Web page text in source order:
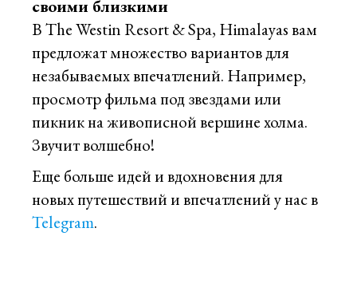
своими близкими
В The Westin Resort & Spa, Himalayas вам
предложат множество вариантов для
незабываемых впечатлений. Например,
просмотр фильма под звездами или
пикник на живописной вершине холма.
Звучит волшебно!
Еще больше идей и вдохновения для
новых путешествий и впечатлений у нас в
Telegram.